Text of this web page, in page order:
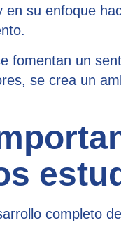
su enfoque
fomentan un
se crea un
completo